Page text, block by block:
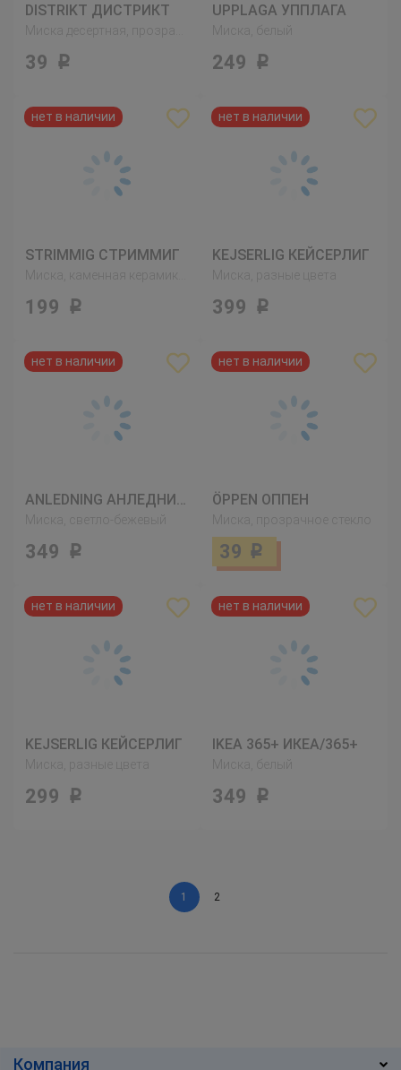
DISTRIKT ДИСТРИКТ
39 Р
UPPLAGA УППЛАГА
249 Р
STRIMMIG СТРИММИГ
199 Р
KEJSERLIG КЕЙСЕРЛИГ
399 Р
349 Р
ÖPPEN ОППЕН
39 Р
KEJSERLIG КЕЙСЕРЛИГ
Миска, разные цвета
299 Р
IKEA 365+ ИКЕА/365+
349 Р
1 2
Компания